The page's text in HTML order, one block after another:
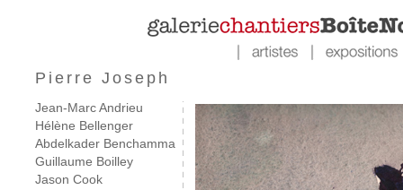
Pierre Joseph
Jean-Marc Andrieu
Hélène Bellenger
Abdelkader Benchamma
Guillaume Boilley
Jason Cook